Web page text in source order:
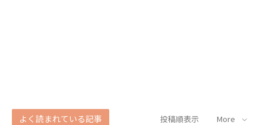
よく読まれている記事 投稿順表示 More